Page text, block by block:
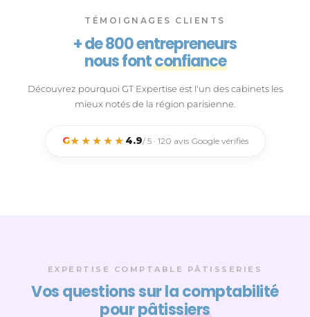
TÉMOIGNAGES CLIENTS
+ de 800 entrepreneurs
nous fontconfiance
Découvrez pourquoi GT Expertise est l'un des cabinets les
mieux notés de la région parisienne.
G★★★★★ 4.9/ 5 · 120 avis Google vérifiés
EXPERTISE COMPTABLE PÂTISSERIES
Vos questions sur lacomptabilité
pour pâtissiers